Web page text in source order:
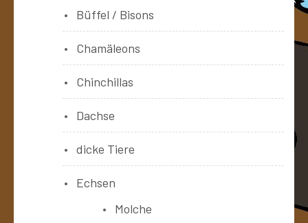
Büffel / Bisons
Chamäleons
Chinchillas
Dachse
dicke Tiere
Echsen
Molche